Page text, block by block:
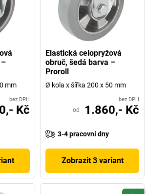
mm
bez DPH
Kč
Elastická celopryžová
obruč, šedá barva –
Proroll
Ø kola x šířka 200 x 50 mm
bez DPH
od 1.860,- Kč
3-4 pracovní dny
Zobrazit 3 variant